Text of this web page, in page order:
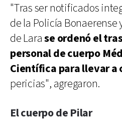
"Tras ser notificados
de la Policía Bonaerense
de Larase ordenó el
personal de cuerpo
Científica para llevar a
pericias", agregaron.
El cuerpo de Pilar